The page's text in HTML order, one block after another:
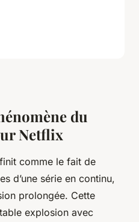
du
Netflix
comme le fait de
d’une série en continu,
prolongée. Cette
explosion avec